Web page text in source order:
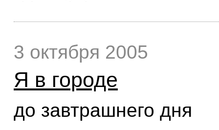
3 октября 2005
Я в городе
до завтрашнего дня